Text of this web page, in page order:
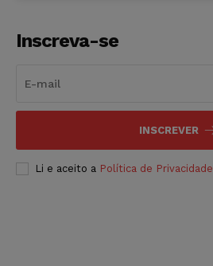
Inscreva-se
INSCREVER
Li e aceito a Política de Privacidade